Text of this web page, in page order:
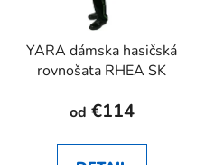
YARA dámska hasičská
rovnošata RHEA SK
od €114